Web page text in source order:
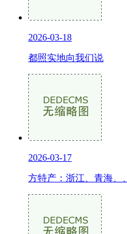
2026-03-18
都照实地向我们说
2026-03-17
方特产：浙江、青海、